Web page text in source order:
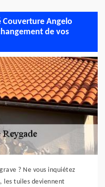
Couverture Angelo
de vos
? Ne vous inquiétez
les tuiles deviennent